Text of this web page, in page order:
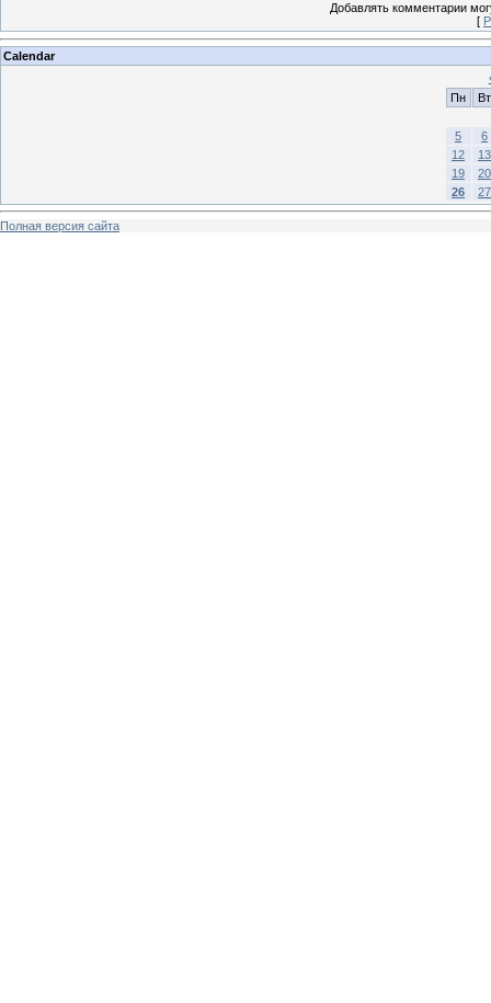
Добавлять комментарии
[
Calendar
Пн
Вт
5
6
12
13
19
20
26
27
Полная версия сайта